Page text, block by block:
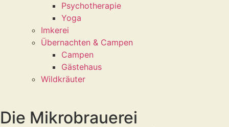
Psychotherapie
Yoga
Imkerei
Übernachten & Campen
Campen
Gästehaus
Wildkräuter
Die Mikrobrauerei